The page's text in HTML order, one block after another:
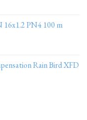
16x1.2 PN4 100 m
Rain Bird XFD